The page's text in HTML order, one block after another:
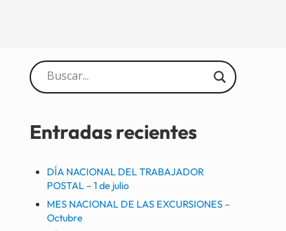
Sidebar
Entradas recientes
DÍA NACIONAL DEL TRABAJADOR
POSTAL – 1 de julio
MES NACIONAL DE LAS EXCURSIONES –
Octubre